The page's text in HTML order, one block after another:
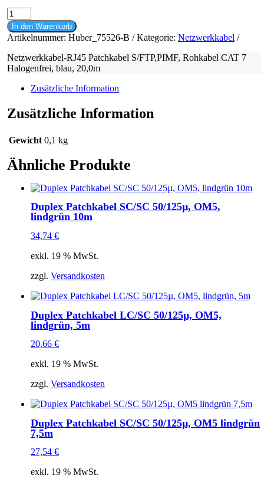
RJ45
Patchkabel
m.
CAT
7
Rohkabel
PIMF
blau
Menge
In den Warenkorb
Artikelnummer: Huber_75526-B Kategorie: Netzwerkkabel
Netzwerkkabel-RJ45 Patchkabel S/FTP,PIMF, Rohkabel CAT 7
Halogenfrei, blau, 20,0m
Zusätzliche Information
Zusätzliche Information
Gewicht 0,1 kg
Ähnliche Produkte
Duplex Patchkabel SC/SC 50/125µ, OM5,
lindgrün 10m
34,74 €
exkl. 19 % MwSt.
zzgl. Versandkosten
Duplex Patchkabel LC/SC 50/125µ, OM5,
lindgrün, 5m
20,66 €
exkl. 19 % MwSt.
zzgl. Versandkosten
Duplex Patchkabel SC/SC 50/125µ, OM5 lindgrün
7,5m
27,54 €
exkl. 19 % MwSt.